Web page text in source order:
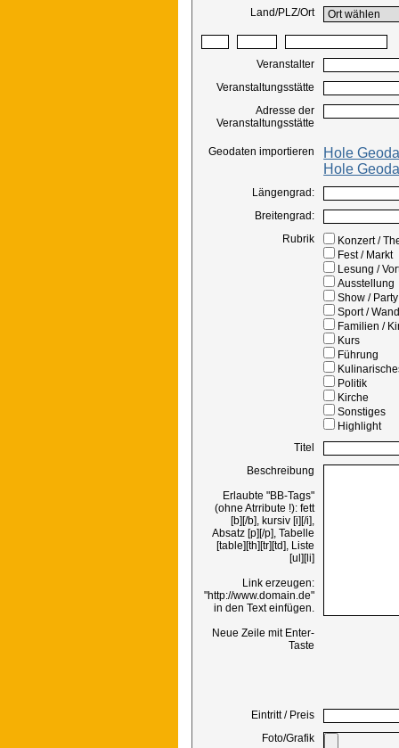
Land/PLZ/Ort
Veranstalter
Veranstaltungsstätte
Adresse der
Veranstaltungsstätte
Geodaten importieren
Hole
Hole
Längengrad:
Breitengrad:
Rubrik
Konzert /
Fest / Markt
Lesung /
Ausstellung
Show /
Sport /
Familien /
Kurs
Führung
Politik
Kirche
Sonstiges
Highlight
Titel
Beschreibung
Erlaubte "BB-Tags"
(ohne Atrribute !): fett
[b][/b], kursiv [i][/i],
Absatz [p][/p], Tabelle
[table][th][tr][td], Liste
[ul][li]
Link erzeugen:
"http://www.domain.de"
in den Text einfügen.
Neue Zeile mit Enter-
Taste
Eintritt / Preis
Foto/Grafik